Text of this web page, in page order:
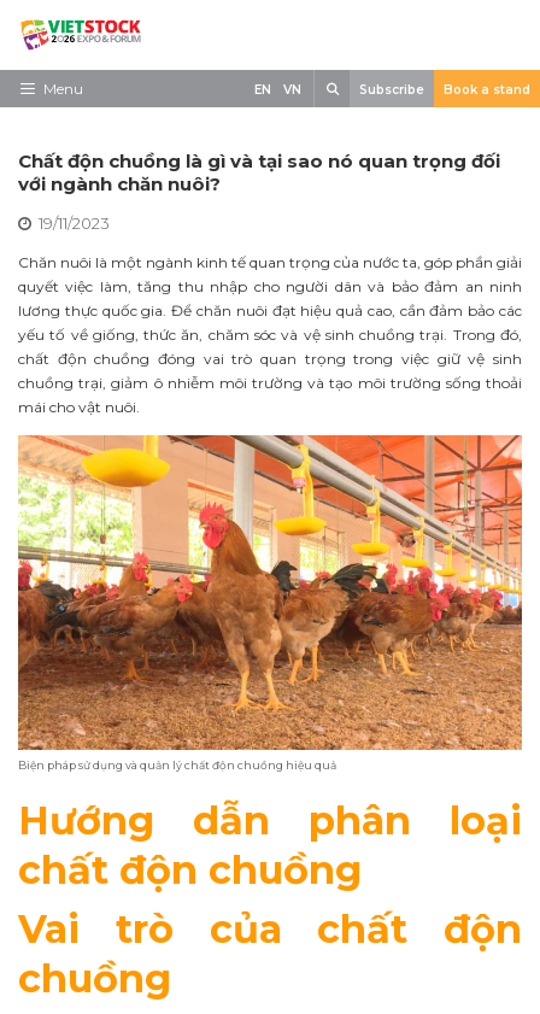
Skip
contentMenu
Về triển lãm
Trưng Bày
Tham Quan
Tin tức
Liên Hệ
EN VN Subscribe Book a stand
Chất độn chuồng là gì và tại sao nó quan trọng đối
với ngành chăn nuôi?
19/11/2023
Chăn nuôi là một ngành kinh tế quan trọng của nước ta, góp phần giải
quyết việc làm, tăng thu nhập cho người dân và bảo đảm an ninh
lương thực quốc gia. Để chăn nuôi đạt hiệu quả cao, cần đảm bảo các
yếu tố về giống, thức ăn, chăm sóc và vệ sinh chuồng trại. Trong đó,
chất độn chuồng đóng vai trò quan trọng trong việc giữ vệ sinh
chuồng trại, giảm ô nhiễm môi trường và tạo môi trường sống thoải
mái cho vật nuôi.
Biện pháp sử dụng và quản lý chất độn chuồng hiệu quả
Hướng dẫn phân loại
chất độn chuồng
Vai trò của chất độn
chuồng